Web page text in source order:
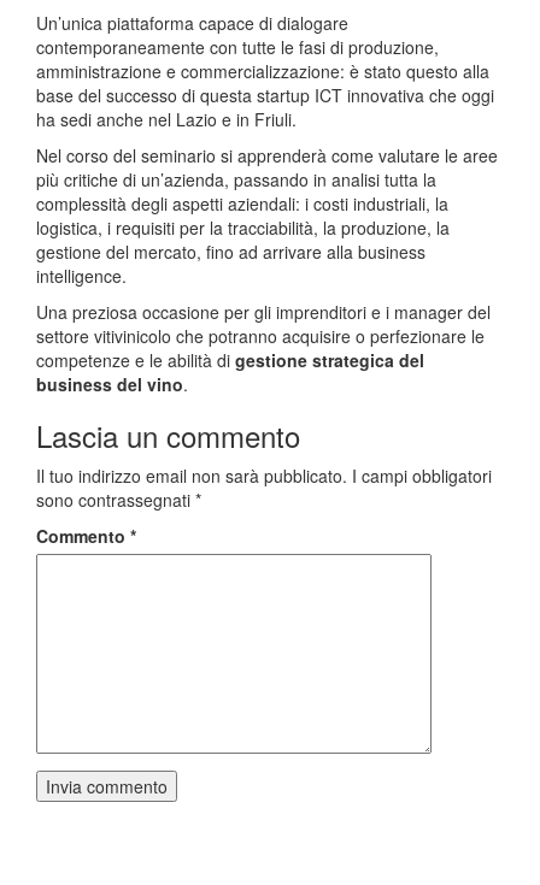
Un’unica piattaforma capace di dialogare
contemporaneamente con tutte le fasi di produzione,
amministrazione e commercializzazione: è stato questo alla
base del successo di questa startup ICT innovativa che oggi
ha sedi anche nel Lazio e in Friuli.
Nel corso del seminario si apprenderà come valutare le aree
più critiche di un’azienda, passando in analisi tutta la
complessità degli aspetti aziendali: i costi industriali, la
logistica, i requisiti per la tracciabilità, la produzione, la
gestione del mercato, fino ad arrivare alla business
intelligence.
Una preziosa occasione per gli imprenditori e i manager del
settore vitivinicolo che potranno acquisire o perfezionare le
competenze e le abilità di gestione strategica del
business del vino.
Lascia un commento
Il tuo indirizzo email non sarà pubblicato. I campi obbligatori
sono contrassegnati *
Commento *